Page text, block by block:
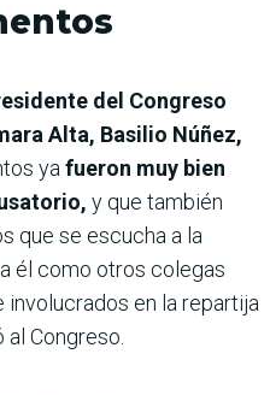
del Congreso
Alta, Basilio Núñez,
ya fueron muy bien
y que también
que se escucha a la
él como otros colegas
en la repartija
Congreso.